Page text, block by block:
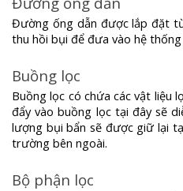
Đường ống dẫn được lắp đặt
thu hồi bụi để đưa vào hệ thống
Buồng lọc
Buồng lọc có chứa các vật liệu
đẩy vào buồng lọc tại đây sẽ
lượng bụi bẩn sẽ được giữ lại
trường bên ngoài.
Bộ phận lọc